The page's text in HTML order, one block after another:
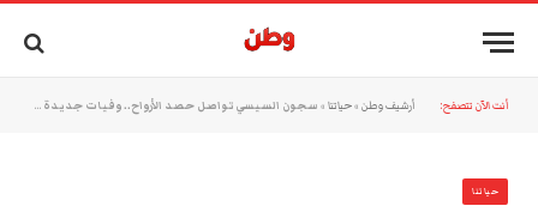
أنت الآن تتصفح: أرشيف وطن »حياتنا » سجون السيسي تواصل حصد الأرواح.. وفيات جديدة لمعتقلين وسط اتهامات بالإهمال والتعذيب
حياتنا